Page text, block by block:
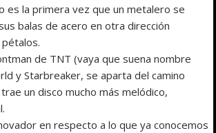
es la primera vez que un metalero se
balas de acero en otra dirección
de TNT (vaya que suena nombre
y Starbreaker, se aparta del camino
un disco mucho más melódico,
en respecto a lo que ya conocemos